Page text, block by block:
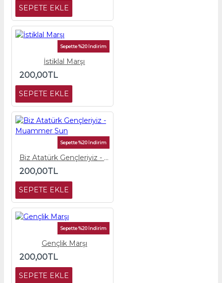
SEPETE EKLE
Sepette %20 İndirim
İstiklal Marşı
200,00TL
SEPETE EKLE
Sepette %20 İndirim
Biz Atatürk Gençleriyiz - Muammer Sun
200,00TL
SEPETE EKLE
Sepette %20 İndirim
Gençlik Marşı
200,00TL
SEPETE EKLE